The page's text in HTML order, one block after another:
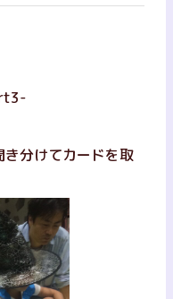
分けてカードを取